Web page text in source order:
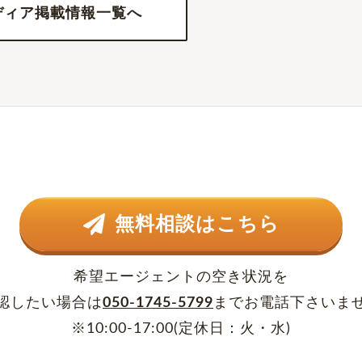
ィア掲載情報一覧へ
無料相談はこちら
希望エージェントの空き状況を
したい場合は050-1745-5799 までお電話下さいま
※10:00-17:00(定休日：火・水)